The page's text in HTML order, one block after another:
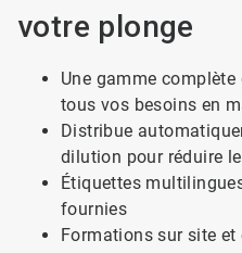
votre plonge
Une gamme
tous vos besoins en
Distribue
dilution pour réduire
Étiquettes
fournies
Formations sur site